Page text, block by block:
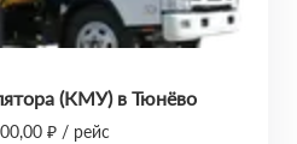
(КМУ) в Тюнёво
₽ / рейс